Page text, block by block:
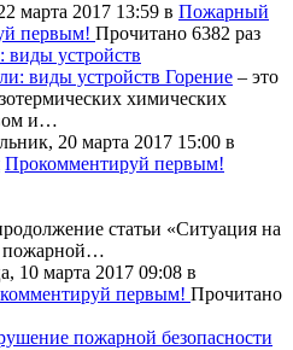
марта 2017 13:59 в Пожарный
первым! Прочитано 6382 раз
устройств
Горение – это
химических
и…
20 марта 2017 15:00 в
Прокомментируй первым!
статьи «Ситуация на
пожарной…
10 марта 2017 09:08 в
первым! Прочитано
пожарной безопасности